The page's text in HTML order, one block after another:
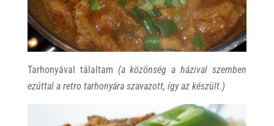
Tarhonyával tálaltam (a közönség a házival szemben
ezúttal a retro tarhonyára szavazott, így az készült.)